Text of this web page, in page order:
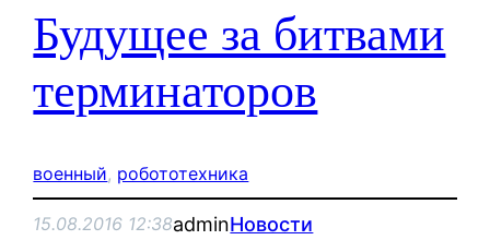
Будущее за битвами
терминаторов
военный, робототехника
15.08.2016 12:38adminНовости